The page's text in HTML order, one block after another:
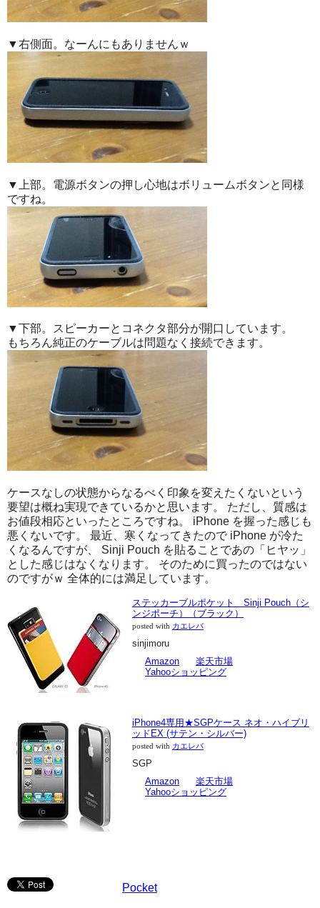
▼右側面。なーんにもありませんｗ
▼上部。電源ボタンの押し心地はボリュームボタンと同様
ですね。
▼下部。スピーカーとコネクタ部分が開口しています。
もちろん純正のケーブルは問題なく接続できます。
ケースなしの状態からなるべく印象を変えたくないという
要望は概ね実現できているかと思います。 ただし、質感は
お値段相応といったところですね。 iPhone を握った感じも
悪くないです。 最近、寒くなってきたので iPhone が冷た
くなるんですが、 Sinji Pouch を貼ることであの「ヒヤッ」
とした感じはなくなります。 そのために買ったのではない
のですがｗ 全体的には満足しています。
ステッカーブルポケット Sinji Pouch（シ
ンジポーチ）（ブラック）
posted with カエレバ
sinjimoru
Amazon
楽天市場
Yahooショッピング
iPhone4専用★SGPケース ネオ・ハイブリ
ッドEX (サテン・シルバー)
posted with カエレバ
SGP
Amazon
楽天市場
Yahooショッピング
Pocket